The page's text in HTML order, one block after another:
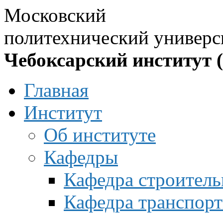
Московский
политехнический
Чебоксарский институт
Главная
Институт
Об институте
Кафедры
Кафедра
Кафедра